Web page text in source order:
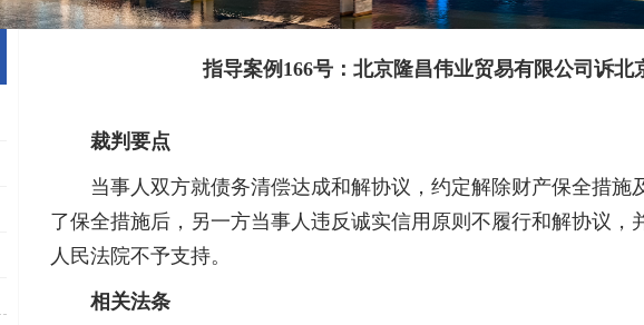
指导案例166号：北京隆昌伟业贸易有限公司诉
裁判要点
当事人双方就债务清偿达成和解协议，约定解除财产保全措施
了保全措施后，另一方当事人违反诚实信用原则不履行和解协议，
人民法院不予支持。
相关法条